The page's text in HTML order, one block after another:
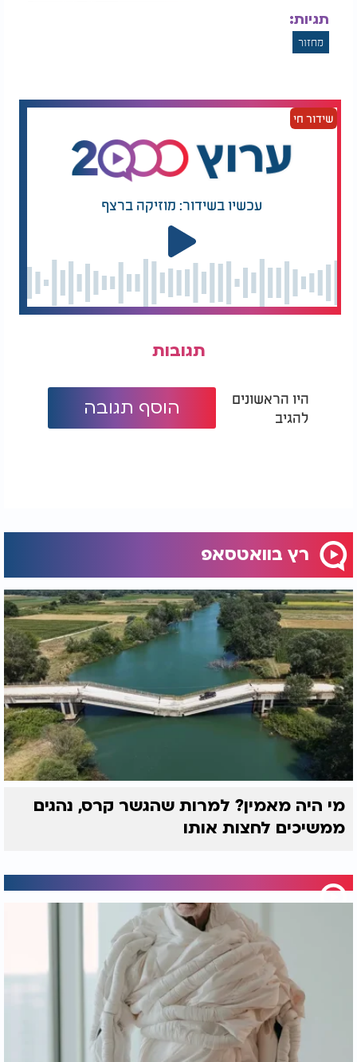
תגיות:
מחזור
שידור חי
עכשיו בשידור: מוזיקה ברצף
תגובות
היו הראשונים
להגיב
הוסף תגובה
רץ בוואטסאפ
מי היה מאמין? למרות שהגשר קרס, נהגים
ממשיכים לחצות אותו